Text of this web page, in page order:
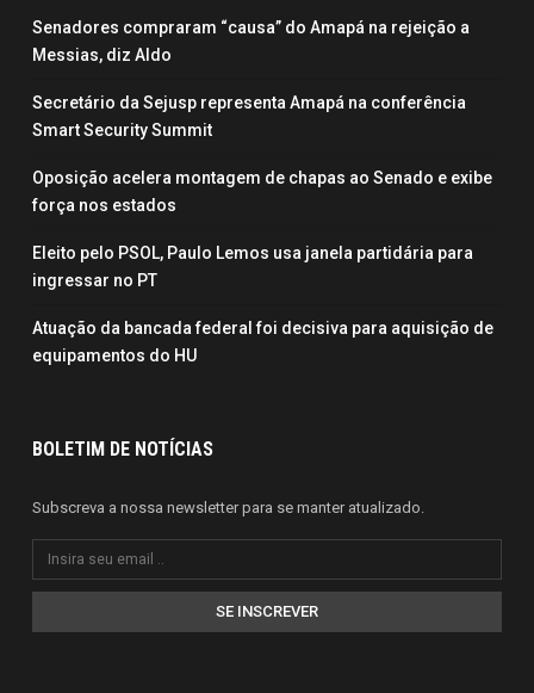
Senadores compraram “causa” do Amapá na rejeição a
Messias, diz Aldo
Secretário da Sejusp representa Amapá na conferência
Smart Security Summit
Oposição acelera montagem de chapas ao Senado e exibe
força nos estados
Eleito pelo PSOL, Paulo Lemos usa janela partidária para
ingressar no PT
Atuação da bancada federal foi decisiva para aquisição de
equipamentos do HU
BOLETIM DE NOTÍCIAS
Subscreva a nossa newsletter para se manter atualizado.
SE INSCREVER